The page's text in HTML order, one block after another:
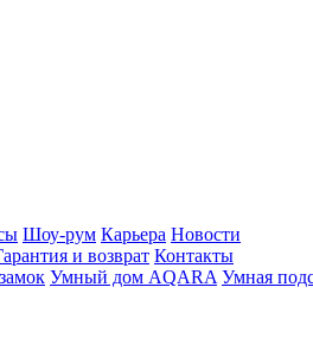
Шоу-рум Карьера Новости
и возврат Контакты
Умный дом AQARA Умная